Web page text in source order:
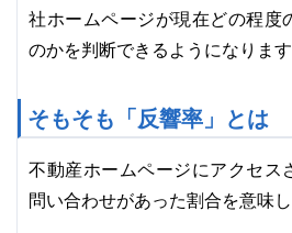
社ホームページが現在どの程度
のかを判断できるようになります
そもそも「反響率」とは
不動産ホームページにアクセス
問い合わせがあった割合を意味し